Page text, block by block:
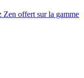
offert sur la gamme